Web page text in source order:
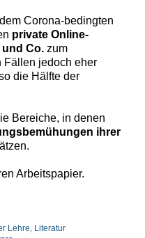
Corona-bedingten
private Online-
und Co.zum
Fällen jedoch eher
die Hälfte der
Bereiche, in denen
ihrer
Arbeitspapier.
Lehre, Literatur